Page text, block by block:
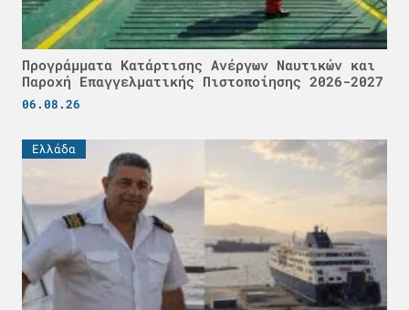
Προγράμματα Κατάρτισης Ανέργων Ναυτικών και
Παροχή Επαγγελματικής Πιστοποίησης 2026-2027
06.08.26
Ελλάδα